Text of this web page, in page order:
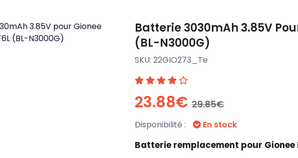
Batterie 3030mAh 3.85V
(BL-N3000G)
SKU: 22GIO273_Te
23.88€ 29.85€
Disponibilité : En stock
Batterie remplacement pour Gionee